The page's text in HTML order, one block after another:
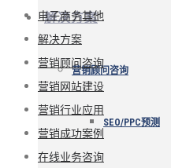
解决方案
营销顾问咨询
SEO/PPC预测
电子商务其他
解决方案
营销顾问咨询
营销网站建设
营销行业应用
营销成功案例
在线业务咨询